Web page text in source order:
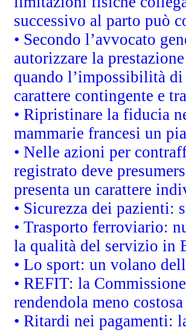
successivo al parto può
• Secondo l’avvocato
autorizzare la
quando l’impossibilità
carattere contingente e
• Ripristinare la fiducia
mammarie francesi un
• Nelle azioni per
registrato deve
presenta un carattere
• Sicurezza dei pazienti:
• Trasporto ferroviario:
la qualità del servizio in
• Lo sport: un volano
• REFIT: la
rendendola meno costosa
• Ritardi nei pagamenti: